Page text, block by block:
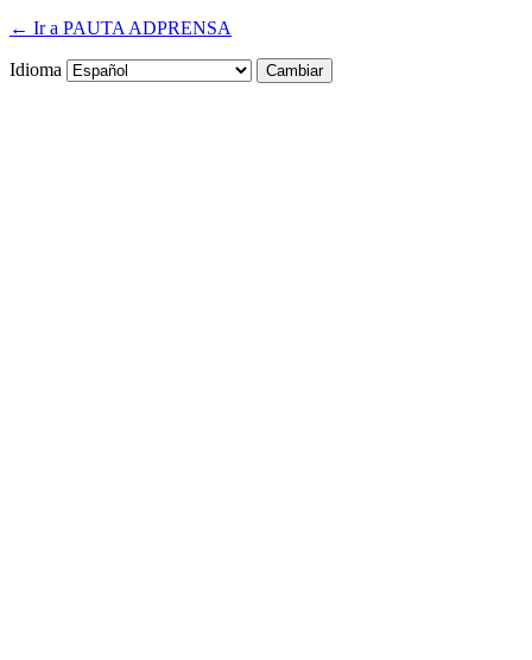
← Ir a PAUTA ADPRENSA
Idioma